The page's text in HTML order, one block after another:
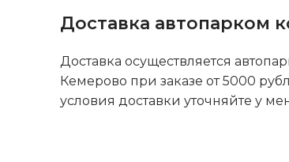
Доставка автопарком
Доставка осуществляется
Кемерово при заказе от 5000
условия доставки уточняйте у